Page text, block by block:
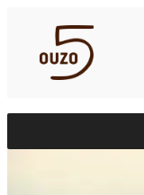
περιεχόμενο